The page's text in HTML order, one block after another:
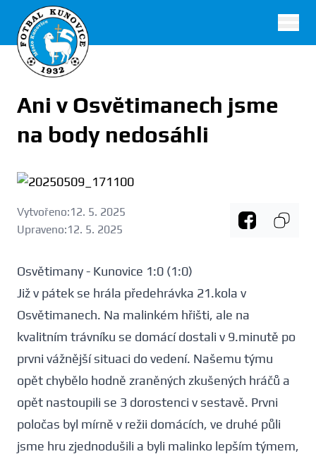
FK Kunovice
Ani v Osvětimanech jsme
na body nedosáhli
Vytvořeno:12. 5. 2025
Upraveno:12. 5. 2025
Osvětimany - Kunovice 1:0 (1:0)
Již v pátek se hrála předehrávka 21.kola v
Osvětimanech. Na malinkém hřišti, ale na
kvalitním trávníku se domácí dostali v 9.minutě po
prvni vážnější situaci do vedení. Našemu týmu
opět chybělo hodně zraněných zkušených hráčů a
opět nastoupili se 3 dorostenci v sestavě. Prvni
poločas byl mírně v režii domácích, ve druhé půli
jsme hru zjednodušili a byli malinko lepším týmem,